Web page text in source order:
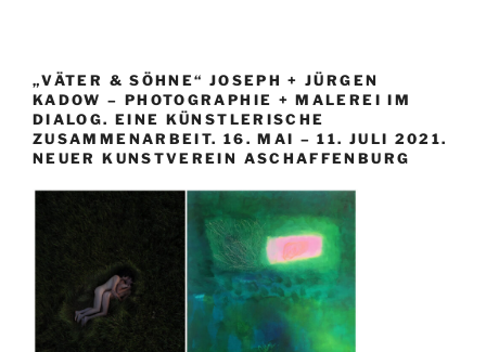
„VÄTER & SÖHNE“ JOSEPH + JÜRGEN
KADOW – PHOTOGRAPHIE + MALEREI IM
DIALOG. EINE KÜNSTLERISCHE
ZUSAMMENARBEIT. 16. MAI – 11. JULI 2021.
NEUER KUNSTVEREIN ASCHAFFENBURG